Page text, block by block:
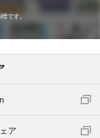
です。
ア